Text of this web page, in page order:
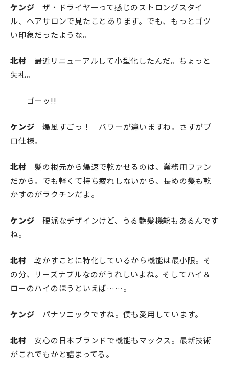
ケンジ ザ・ドライヤーって感じのストロングスタイ
ル、ヘアサロンで見たことあります。でも、もっとゴツ
い印象だったような。
北村 最近リニューアルして小型化したんだ。ちょっと
失礼。
──ゴーッ!!
ケンジ 爆風すごっ！ パワーが違いますね。さすがプ
ロ仕様。
北村 髪の根元から爆速で乾かせるのは、業務用ファン
だから。でも軽くて持ち疲れしないから、長めの髪も乾
かすのがラクチンだよ。
ケンジ 硬派なデザインけど、うる艶髪機能もあるんです
ね。
北村 乾かすことに特化しているから機能は最小限。そ
の分、リーズナブルなのがうれしいよね。そしてハイ＆
ローのハイのほうといえば……。
ケンジ パナソニックですね。僕も愛用しています。
北村 安心の日本ブランドで機能もマックス。最新技術
がこれでもかと詰まってる。